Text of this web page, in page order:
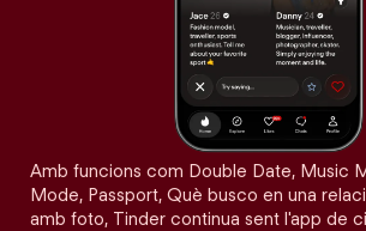
Amb funcions com Double Date, Music
Mode, Passport, Què busco en una
amb foto, Tinder continua sent l'app de